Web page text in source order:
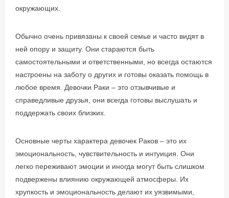
окружающих.
Обычно очень привязаны к своей семье и часто видят в
ней опору и защиту. Они стараются быть
самостоятельными и ответственными, но всегда остаются
настроены на заботу о других и готовы оказать помощь в
любое время. Девочки Раки – это отзывчивые и
справедливые друзья, они всегда готовы выслушать и
поддержать своих близких.
Основные черты характера девочек Раков – это их
эмоциональность, чувствительность и интуиция. Они
легко переживают эмоции и иногда могут быть слишком
подвержены влиянию окружающей атмосферы. Их
хрупкость и эмоциональность делают их уязвимыми,